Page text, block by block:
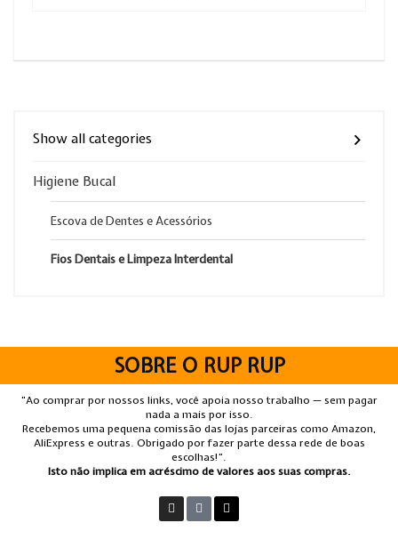
Show all categories
Higiene Bucal
Escova de Dentes e Acessórios
Fios Dentais e Limpeza Interdental
SOBRE O RUP RUP
“Ao comprar por nossos links, você apoia nosso trabalho — sem pagar
nada a mais por isso.
Recebemos uma pequena comissão das lojas parceiras como Amazon,
AliExpress e outras. Obrigado por fazer parte dessa rede de boas
escolhas!”.
Isto não implica em acréscimo de valores aos suas compras.